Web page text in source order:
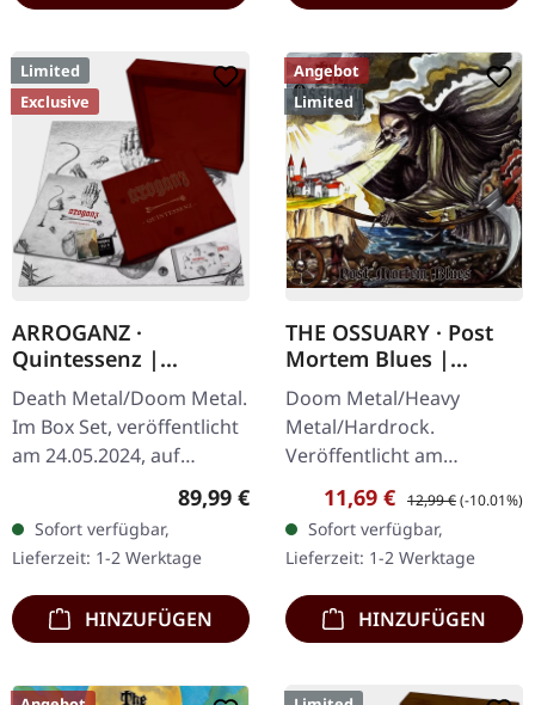
Limited
Exclusive
ARROGANZ ·
Quintessenz |
WOODEN BOX SET
Death Metal/Doom Metal.
Im Box Set, veröffentlicht
am 24.05.2024, auf
Supreme Chaos Records.
handgearbeitete Holzbox
mit graviertem…
Regulärer Preis:
89,99 €
Sofort verfügbar,
Lieferzeit: 1-2 Werktage
HINZUFÜGEN
Angebot
Limited
THE OSSUARY · Post
Mortem Blues |
DIGIPAK CD
Doom Metal/Heavy
Metal/Hardrock.
Veröffentlicht am
17.02.2017, auf Supreme
Chaos Records. Limitierte
Erstauflage als Digipak.
Debüt-Album der…
Verkaufspreis:
11,69 € Regulärer Preis:
12,99 €(-10.01%)
Sofort verfügbar,
Lieferzeit: 1-2 Werktage
HINZUFÜGEN